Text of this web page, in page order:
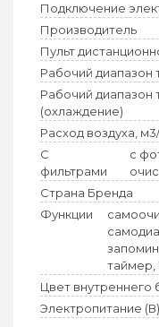
Подключение
Производитель
Пульт
Рабочий диапазон
Рабочий диапазон
(охлаждение)
Расход воздуха,
С
фильтрами
с
Страна Бренда
Функции
таймер,
Цвет внутреннего
Электропитание (В)